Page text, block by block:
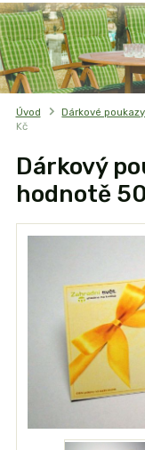
Úvod Dárkové poukazy
Kč
Dárkový
hodnotě